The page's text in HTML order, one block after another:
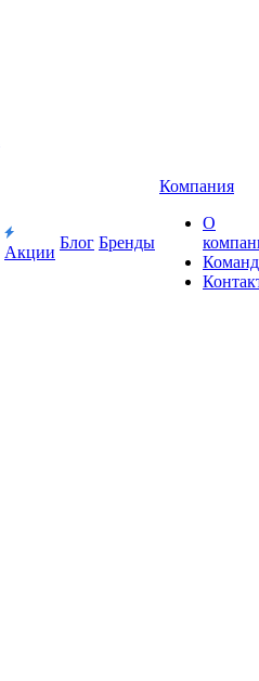
Акции
Блог Бренды
Компания
О